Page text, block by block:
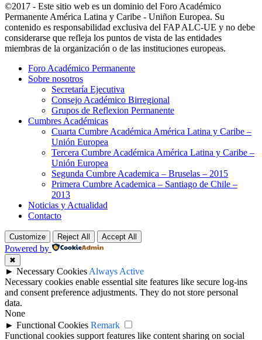
©2017 - Este sitio web es un dominio del Foro Académico
Permanente América Latina y Caribe - Uniñon Europea. Su
contenido es responsabilidad exclusiva del FAP ALC-UE y no debe
considerarse que refleja los puntos de vista de las entidades
miembras de la organización o de las instituciones europeas.
Foro Académico Permanente
Sobre nosotros
Secretaría Ejecutiva
Consejo Académico Birregional
Grupos de Reflexion Permanente
Cumbres Académicas
Cuarta Cumbre Académica América Latina y Caribe –
Unión Europea
Tercera Cumbre Académica América Latina y Caribe –
Unión Europea
Segunda Cumbre Academica – Bruselas – 2015
Primera Cumbre Academica – Santiago de Chile –
2013
Noticias y Actualidad
Contacto
Customize Reject All Accept All
Powered by
✖
► Necessary Cookies Always Active
Necessary cookies enable essential site features like secure log-ins
and consent preference adjustments. They do not store personal
data.
None
► Functional Cookies Remark
Functional cookies support features like content sharing on social